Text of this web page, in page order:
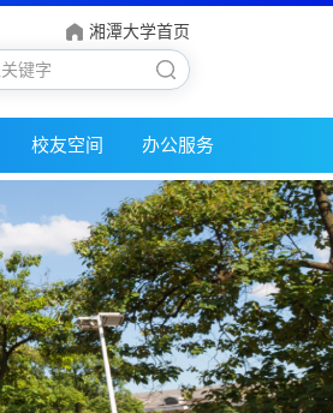
湘潭大学首页
校友空间 办公服务